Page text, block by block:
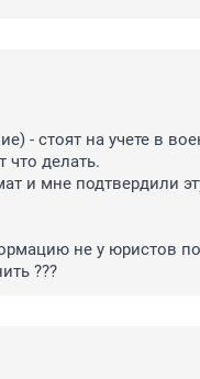
- стоят на учете в
что делать.
и мне подтвердили
не у юристов
???